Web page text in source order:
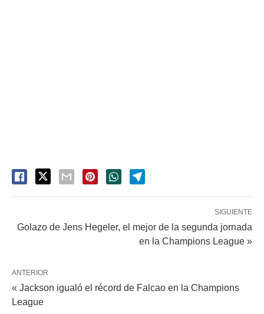
SIGUIENTE
Golazo de Jens Hegeler, el mejor de la segunda jornada
en la Champions League »
ANTERIOR
« Jackson igualó el récord de Falcao en la Champions
League